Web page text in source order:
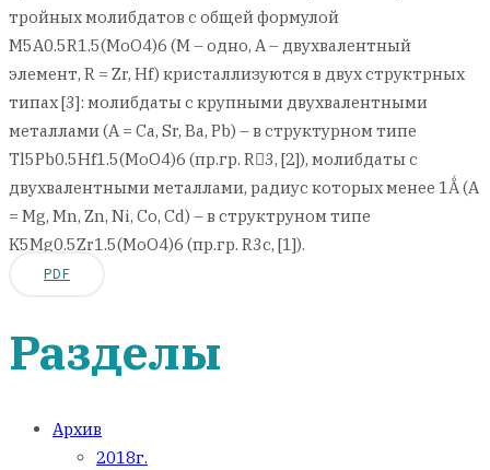
тройных молибдатов с общей формулой
M5A0.5R1.5(MoO4)6 (M – одно, A – двухвалентный
элемент, R = Zr, Hf) кристаллизуются в двух структрных
типах [3]: молибдаты с крупными двухвалентными
металлами (A = Ca, Sr, Ba, Pb) – в структурном типе
Tl5Pb0.5Hf1.5(MoO4)6 (пр.гр. R3, [2]), молибдаты с
двухвалентными металлами, радиус которых менее 1Ǻ (А
= Mg, Mn, Zn, Ni, Co, Cd) – в структруном типе
K5Mg0.5Zr1.5(MoO4)6 (пр.гр. R3c, [1]).
PDF
Разделы
Архив
2018г.